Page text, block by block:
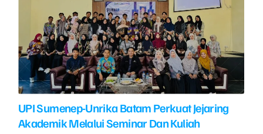
UPI Sumenep-Unrika Batam Perkuat Jejaring
Akademik Melalui Seminar Dan Kuliah